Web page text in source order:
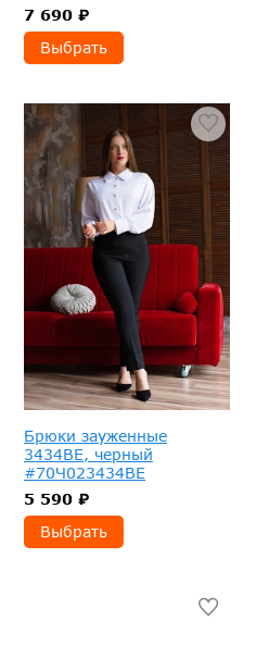
7 690 ₽
Выбрать
Брюки зауженные
3434ВЕ, черный
#70Ч023434ВЕ
5 590 ₽
Выбрать